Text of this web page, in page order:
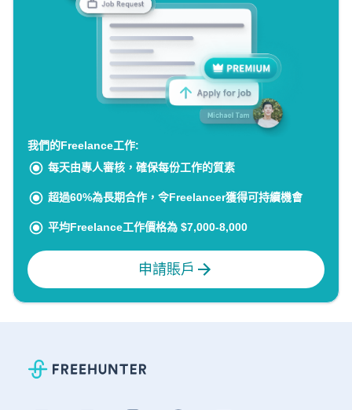
我們的Freelance工作:
每天由專人審核，確保每份工作的質素
超過60%為長期合作，令Freelancer獲得可持續機會
平均Freelance工作價格為 $7,000-8,000
申請賬戶